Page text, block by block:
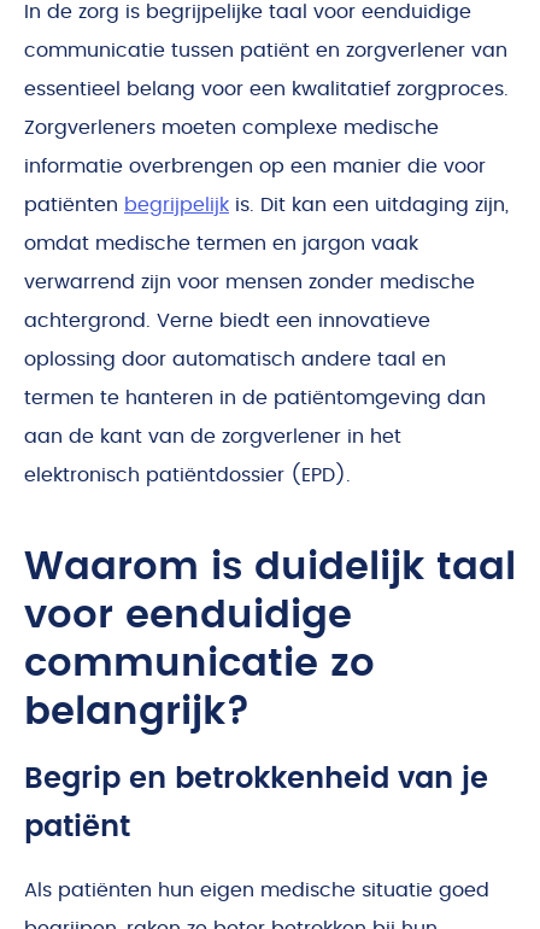
In de zorg is begrijpelijke taal voor eenduidige
communicatie tussen patiënt en zorgverlener van
essentieel belang voor een kwalitatief zorgproces.
Zorgverleners moeten complexe medische
informatie overbrengen op een manier die voor
patiënten begrijpelijk is. Dit kan een uitdaging zijn,
omdat medische termen en jargon vaak
verwarrend zijn voor mensen zonder medische
achtergrond. Verne biedt een innovatieve
oplossing door automatisch andere taal en
termen te hanteren in de patiëntomgeving dan
aan de kant van de zorgverlener in het
elektronisch patiëntdossier (EPD).
Waarom is duidelijk taal
voor eenduidige
communicatie zo
belangrijk?
Begrip en betrokkenheid van je
patiënt
Als patiënten hun eigen medische situatie goed